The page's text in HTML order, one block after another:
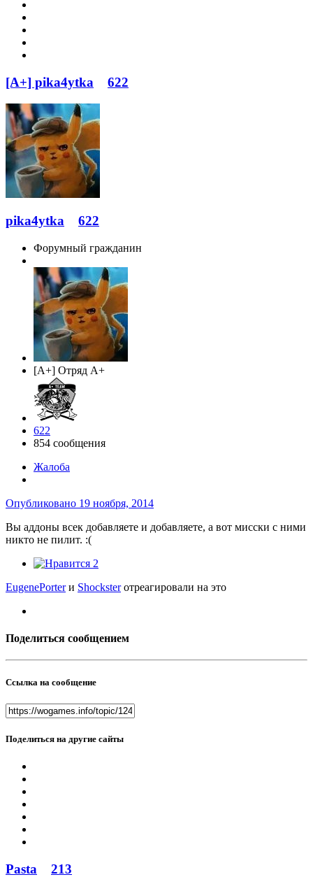
[A+] pika4ytka 622
pika4ytka 622
Форумный гражданин
[A+] Отряд A+
622
854 сообщения
Жалоба
Опубликовано 19 ноября, 2014
Вы аддоны всек добавляете и добавляете, а вот мисски с ними
никто не пилит. :(
2
EugenePorterи Shocksterотреагировали на это
Поделиться сообщением
Ссылка на сообщение
Поделиться на другие сайты
Pasta 213